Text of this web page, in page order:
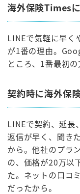
海外保険Times
LINEで気軽に早く
が1番の理由。
ところ、1番最初の
契約時に海外保
LINEで契約、延長
返信が早く、聞き
から。他社のプラ
の、価格が20万以
た。ネットの口コ
だったから。